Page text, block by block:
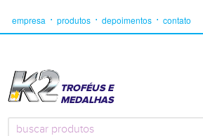
empresa produtos depoimentos contato
TROFÉUS E
MEDALHAS